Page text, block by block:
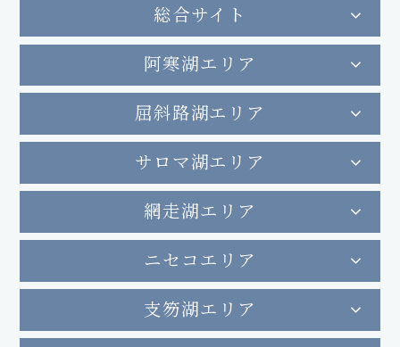
総合サイト
阿寒湖エリア
屈斜路湖エリア
サロマ湖エリア
網走湖エリア
ニセコエリア
支笏湖エリア